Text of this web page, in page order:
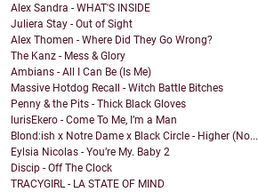
Alex Sandra - WHAT'S INSIDE
Juliera Stay - Out of Sight
Alex Thomen - Where Did They Go Wrong?
The Kanz - Mess & Glory
Ambians - All I Can Be (Is Me)
Massive Hotdog Recall - Witch Battle Bitches
Penny & the Pits - Thick Black Gloves
lurisEkero - Come To Me, I’m a Man
Blond:ish x Notre Dame x Black Circle - Higher (No...
Eylsia Nicolas - You’re My. Baby 2
Discip - Off The Clock
TRACYGIRL - LA STATE OF MIND